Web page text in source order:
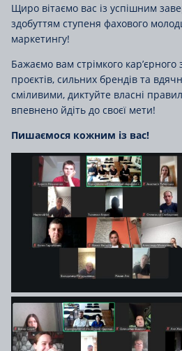
Щиро вітаємо вас із успішним
здобуттям ступеня фахового
маркетингу!
Бажаємо вам стрімкого
проєктів, сильних брендів та
сміливими, диктуйте власні
впевнено йдіть до своєї мети!
Пишаємося кожним із вас!